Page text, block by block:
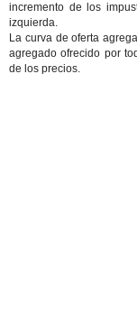
incremento de los
izquierda.
La curva de oferta
agregado ofrecido por
de los precios.